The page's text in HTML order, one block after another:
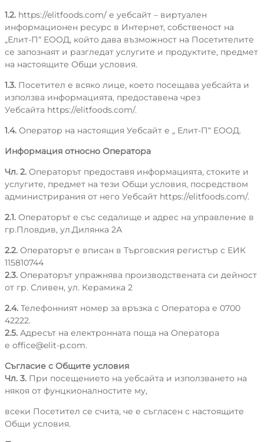
1.2. https://elitfoods.com/ е уебсайт – виртуален
информационен ресурс в Интернет, собственост на
„Елит-П“ ЕООД, който дава възможност на Посетителите
се запознаят и разгледат услугите и продуктите, предмет
на настоящите Общи условия.
1.3. Посетител е всяко лице, което посещава уебсайта и
използва информацията, предоставена чрез
Уебсайта https://elitfoods.com/.
1.4. Оператор на настоящия Уебсайт е „ Елит-П“ ЕООД.
Информация относно Оператора
Чл. 2. Операторът предоставя информацията, стоките и
услугите, предмет на тези Общи условия, посредством
администрирания от него Уебсайт https://elitfoods.com/.
2.1. Операторът е със седалище и адрес на управление в
гр.Пловдив, ул.Дилянка 2А
2.2. Операторът е вписан в Търговския регистър с ЕИК
115810744
2.3. Операторът упражнява производствената си дейност
от гр. Сливен, ул. Керамика 2
2.4. Телефонният номер за връзка с Оператора е 0700
42222.
2.5. Адресът на електронната поща на Оператора
е office@elit-p.com.
Съгласие с Общите условия
Чл. 3. При посещението на уебсайта и използването на
някоя от фунцкионалностите му,
всеки Посетител се счита, че е съгласен с настоящите
Общи условия.